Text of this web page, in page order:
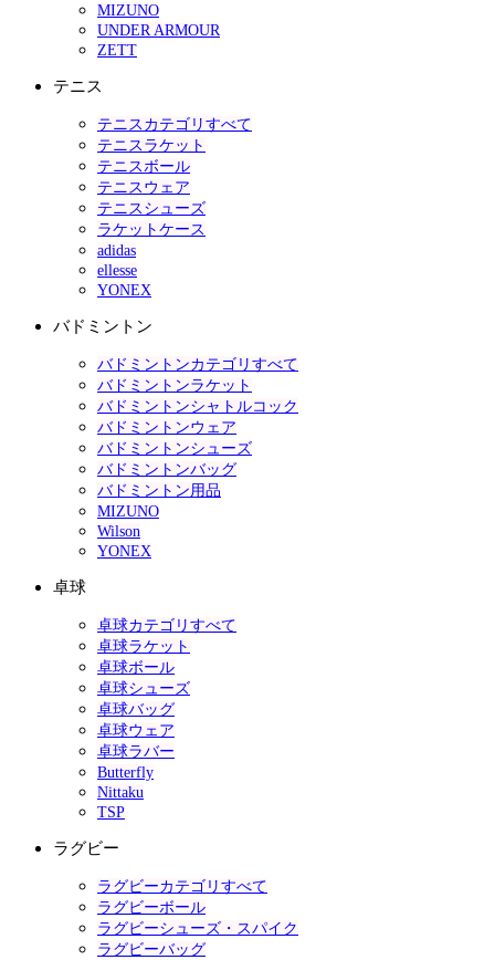
MIZUNO
UNDER ARMOUR
ZETT
テニス
テニスカテゴリすべて
テニスラケット
テニスボール
テニスウェア
テニスシューズ
ラケットケース
adidas
ellesse
YONEX
バドミントン
バドミントンカテゴリすべて
バドミントンラケット
バドミントンシャトルコック
バドミントンウェア
バドミントンシューズ
バドミントンバッグ
バドミントン用品
MIZUNO
Wilson
YONEX
卓球
卓球カテゴリすべて
卓球ラケット
卓球ボール
卓球シューズ
卓球バッグ
卓球ウェア
卓球ラバー
Butterfly
Nittaku
TSP
ラグビー
ラグビーカテゴリすべて
ラグビーボール
ラグビーシューズ・スパイク
ラグビーバッグ